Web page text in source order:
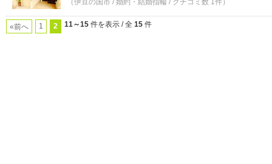
（伊豆の国市 / 婚約・結婚指輪 / クチコミ数 1件）
«前へ 1 2 11～15 件を表示 / 全 15 件